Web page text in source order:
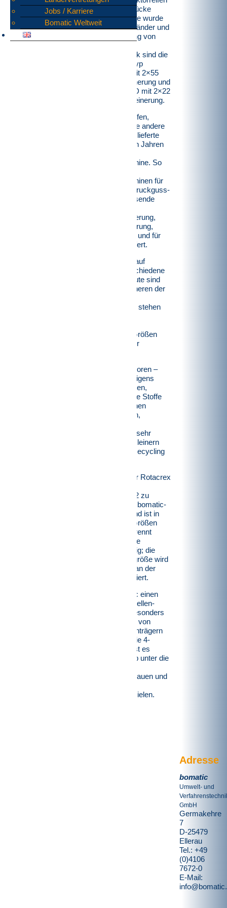
in handtellergroße Stücke
zerkleinert. Die Anlage wurde
inklusive der Förderbänder und
elektrischer Steuerung von
umgesetzt. Herzstück sind die
Rotorscheren vom Typ
bomatic B1350DD mit 2×55
kW in der Vorzerkleinerung und
die bomatic B1000DD mit 2×22
kW in der Nachzerkleinerung.
Aber nicht nur für Reifen,
sondern auch für viele andere
spannende Produkte lieferte
bomatic in den letzten Jahren
Zerkleinerungsmaschine. So
Zerkleinerungsmaschinen für
Feuerlöscher, Zink-Druckguss-
Angüsse, nachwachsende
Lebensmittelzerkleinerung,
Speiserestezerkleinerung,
Biomüllzerkleinerung und für
vieles mehr ausgeliefert.
Dabei setzt bomatic auf
inzwischen vier verschiedene
Produktlinien. Bis heute sind
die bomatic-Rotorscheren der
Produktportfolios, sie stehen
individualisierbaren Größen
und Ausführungen zur
Die Unicrex-Granulatoren –
Schlagscheren, die eigens
dafür entwickelt wurden,
bereits vorzerkleinerte Stoffe
zu granulieren – können
beispielsweise Reifen,
Elektronikschrotte in sehr
kleine Granulate zerkleinern
und für das weitere Recycling
Der Vertikal-Shredder Rotacrex
Markteinführung 2012 zu
einem sehr beliebten bomatic-
Produkt entwickelt und ist in
drei verschiedenen Größen
erhältlich. Rotacrex trennt
durch Zerschlagen die
Materialien sortierfähig; die
Einstellung der Korngröße wird
über einen Schieber an der
Auslassöffnung reguliert.
Zudem bietet bomatic einen
extrem robusten 4-Wellen-
Shredder, der sich besonders
bei der Zerkleinerung von
Festplatten und Datenträgern
bewährt hat. Durch die 4-
Wellen Technologie ist es
möglich, ein Lochsieb unter die
Messerwellen einzubauen und
Granulatgröße zu erzielen.
Adresse
bomatic
Umwelt- und
GmbH
Germakehre
7
D-25479
Ellerau
Tel.: +49
(0)4106
7672-0
E-Mail:
Jobs / Karriere
Bomatic Weltweit